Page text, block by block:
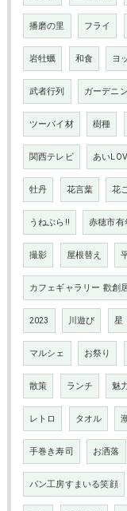
播磨の里 フライ
岩牡蠣 和食 ヨ
武者行列 ガーデニ
ツーバイ材 樹種
関西テレビ あい
牡丹 花言葉 花
うねぶら‼ 赤穂市有
撮影 屋根替え
カフェギャラリー 歡創
2023 川遊び 星
マルシェ お祭り
散策 ランチ 魅
レトロ タオル
手巻き寿司 お洒落
パン工房すまいる笑顔